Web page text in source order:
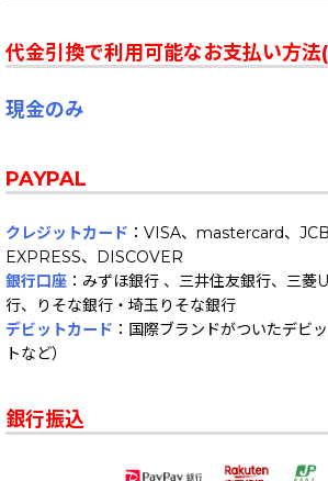
代金引換で利用可能なお支払い方法
現金のみ
PAYPAL
クレジットカード ：VISA、mastercard、
EXPRESS、DISCOVER
銀行口座 ：みずほ銀行 、三井住友銀行、三菱
行、りそな銀行・埼玉りそな銀行
デビットカード ：国際ブランドがついたデビ
トなど）
銀行振込